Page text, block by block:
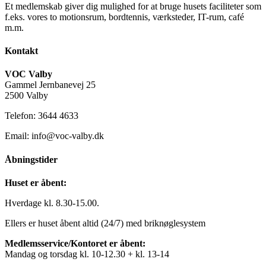
Et medlemskab giver dig mulighed for at bruge husets faciliteter som
f.eks. vores to motionsrum, bordtennis, værksteder, IT-rum, café
m.m.
Kontakt
VOC Valby
Gammel Jernbanevej 25
2500 Valby
Telefon: 3644 4633
Email: info@voc-valby.dk
Åbningstider
Huset er åbent:
Hverdage kl. 8.30-15.00.
Ellers er huset åbent altid (24/7) med briknøglesystem
Medlemsservice/Kontoret er åbent:
Mandag og torsdag kl. 10-12.30 + kl. 13-14